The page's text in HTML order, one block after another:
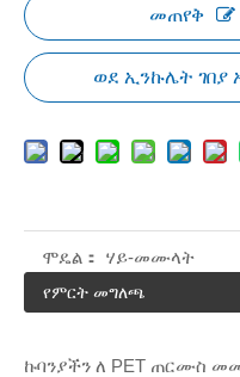
መጠየቅ
ወደ ኢንኩሌት ገበያ
ሞዴል： ሃይ-መሙላት
የምርት መግለጫ
ኩባንያችን ለ PET ጠርሙስ